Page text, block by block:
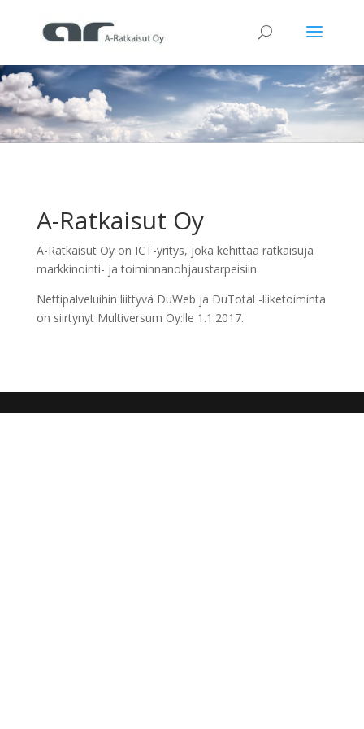
A-Ratkaisut Oy
A-Ratkaisut Oy on ICT-yritys, joka kehittää ratkaisuja
markkinointi- ja toiminnanohjaustarpeisiin.
Nettipalveluihin liittyvä DuWeb ja DuTotal -liiketoiminta
on siirtynyt Multiversum Oy:lle 1.1.2017.